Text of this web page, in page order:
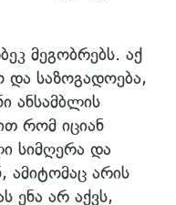
მეგობრებს. აქ
და საზოგადოება,
ანსამბლის
რომ იციან
სიმღერა და
ამიტომაც არის
ენა არ აქვს,